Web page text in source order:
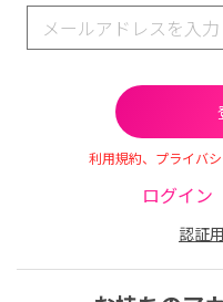
利用規約、プライバ
ログイン
認証